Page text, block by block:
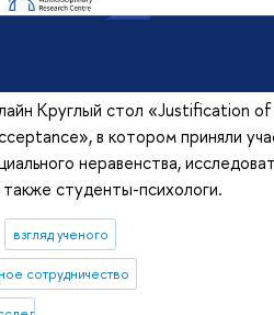
Круглый стол «Justification
в котором приняли
неравенства,
студенты-психологи.
взгляд ученого
сотрудничество